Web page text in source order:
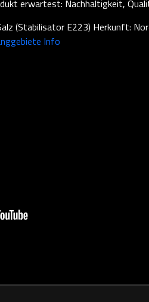
erwartest: Nachhaltigkeit,
(Stabilisator E223) Herkunft:
Info